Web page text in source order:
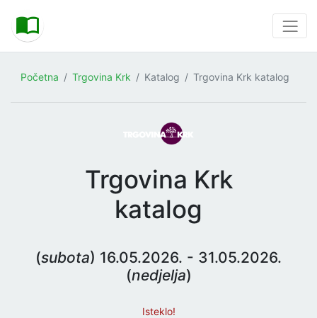
Početna Trgovina Krk Katalog Trgovina Krk katalog
Trgovina Krk
katalog
(subota) 16.05.2026. - 31.05.2026.
(nedjelja)
Isteklo!